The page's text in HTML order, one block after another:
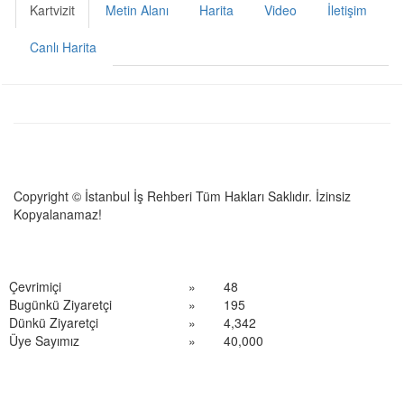
Kartvizit Metin Alanı Harita Video İletişim
Canlı Harita
Copyright © İstanbul İş Rehberi Tüm Hakları Saklıdır. İzinsiz
Kopyalanamaz!
Çevrimiçi »
48
Bugünkü Ziyaretçi
»
195
Dünkü Ziyaretçi
»
4,342
Üye Sayımız
» 40,000